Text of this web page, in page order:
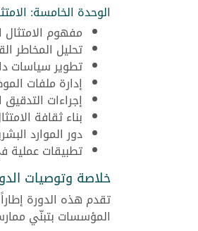
الوحدة الخامسة:
مفهوم الامتثال
تحليل المخاطر
تطوير سياسات
إدارة ملفات
إجراءات
بناء ثقافة
دور الموارد
تطبيقات عملية
خلاصة وتوصيات
تقدم هذه الدورة
المؤسسات بتبنّي